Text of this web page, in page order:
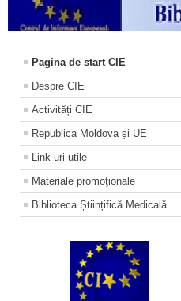
Pagina de start CIE
Despre CIE
Activități CIE
Republica Moldova și UE
Link-uri utile
Materiale promoţionale
Biblioteca Științifică Medicală